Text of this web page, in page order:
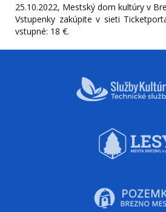
25.10.2022, Mestský dom kultúry v
Vstupenky zakúpite v sieti
vstupné: 18 €.